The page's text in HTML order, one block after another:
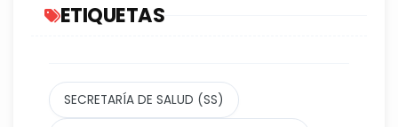
ETIQUETAS
SECRETARÍA DE SALUD (SS)